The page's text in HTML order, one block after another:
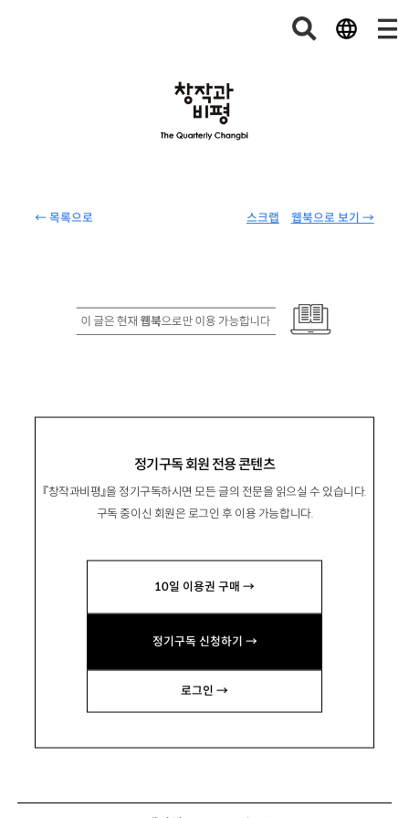
← 목록으로 웹북으로 보기 →
스크랩
정기구독 회원 전용 콘텐츠
『창작과비평』을 정기구독하시면 모든 글의 전문을 읽으실 수 있습니다.
구독 중이신 회원은 로그인 후 이용 가능합니다.
10일 이용권 구매 →
정기구독 신청하기 →
로그인 →